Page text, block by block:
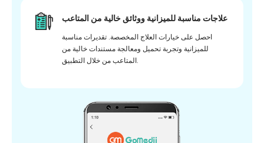
علاجات مناسبة للميزانية ووثائق خالية من المتاعب
احصل على خيارات العلاج المخصصة. تقديرات مناسبة
للميزانية وتجربة تحميل ومعالجة مستندات خالية من
المتاعب من خلال التطبيق.